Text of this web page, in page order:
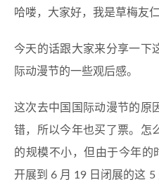
哈喽，大家好，我是草梅友仁
今天的话跟大家来分享一下
际动漫节的一些观后感。
这次去中国国际动漫节的原
错，所以今年也买了票。怎
的规模不小，但由于今年的
开展到 6 月 19 日闭展的这